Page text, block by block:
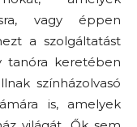
vagy éppen
a szolgáltatást
tanóra keretében
színházolvasó
is, amelyek